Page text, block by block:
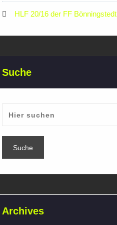
HLF 20/16 der FF Bönningstedt
Suche
Archives